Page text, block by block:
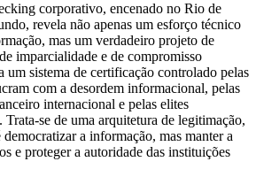
corporativo, encenado no Rio de
revela não apenas um esforço técnico
mas um verdadeiro projeto de
imparcialidade e de compromisso
um sistema de certificação controlado pelas
com a desordem informacional, pelas
internacional e pelas elites
se de uma arquitetura de legitimação,
a informação, mas manter a
e proteger a autoridade das instituições